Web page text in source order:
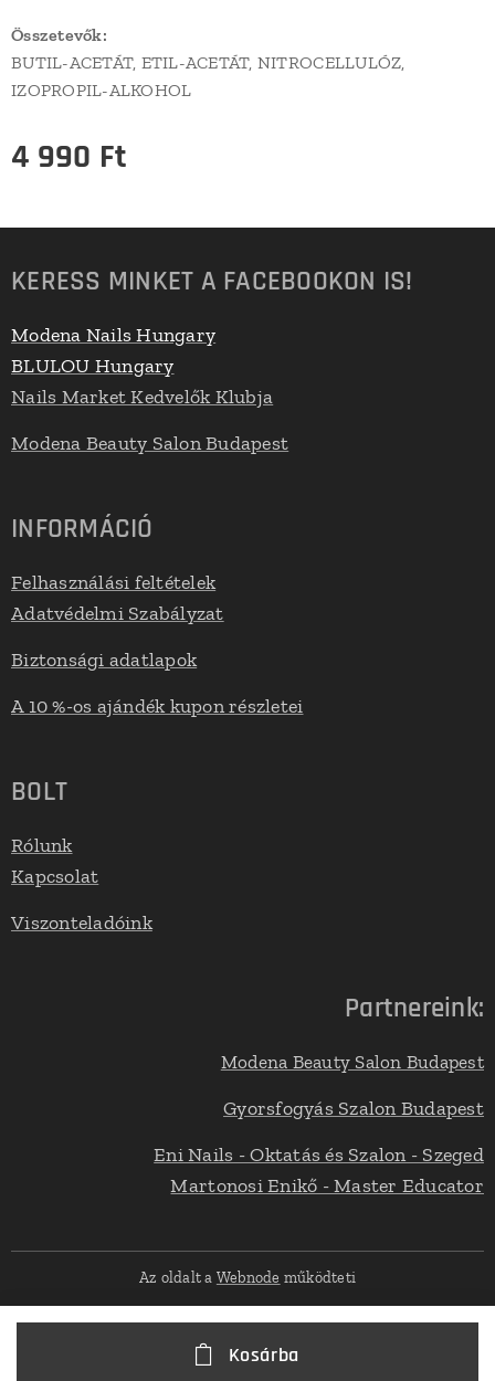
Összetevők:
BUTIL-ACETÁT, ETIL-ACETÁT, NITROCELLULÓZ,
IZOPROPIL-ALKOHOL
4 990 Ft
Kosárba
KERESS MINKET A FACEBOOKON IS!
Modena Nails Hungary
BLULOU Hungary
Nails Market Kedvelők Klubja
Modena Beauty Salon Budapest
INFORMÁCIÓ
Felhasználási feltételek
Adatvédelmi Szabályzat
Biztonsági adatlapok
A 10 %-os ajándék kupon részletei
BOLT
Rólunk
Kapcsolat
Viszonteladóink
Partnereink:
Modena Beauty Salon Budapest
Gyorsfogyás Szalon Budapest
Eni Nails - Oktatás és Szalon - Szeged
Martonosi Enikő - Master Educator
Az oldalt a Webnode működteti